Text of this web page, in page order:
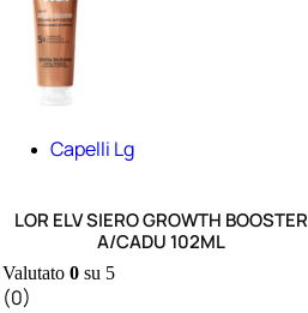
Capelli Lg
LOR ELV SIERO GROWTH BOOSTER
A/CADU 102ML
Valutato 0su 5
(0)